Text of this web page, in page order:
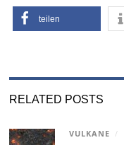
teilen
RELATED POSTS
VULKANE /